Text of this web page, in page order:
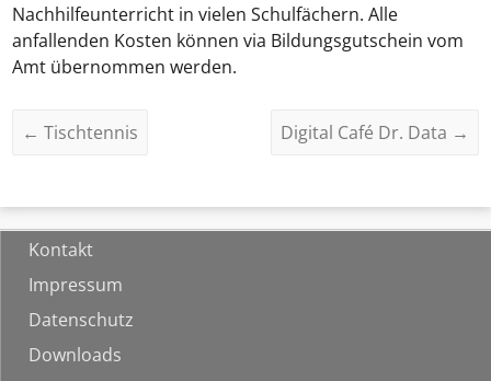
Nachhilfeunterricht in vielen Schulfächern. Alle
anfallenden Kosten können via Bildungsgutschein vom
Amt übernommen werden.
← Tischtennis Digital Café Dr. Data →
Kontakt
Impressum
Datenschutz
Downloads